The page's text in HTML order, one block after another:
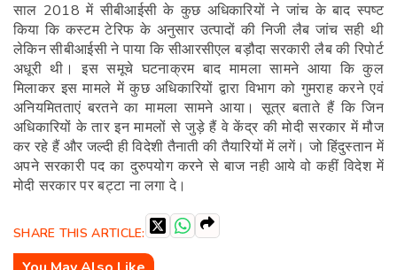
साल 2018 में सीबीआईसी के कुछ अधिकारियों ने जांच के बाद स्पष्ट
किया कि कस्टम टेरिफ के अनुसार उत्पादों की निजी लैब जांच सही थी
लेकिन सीबीआईसी ने पाया कि सीआरसीएल बड़ौदा सरकारी लैब की रिपोर्ट
अधूरी थी। इस समूचे घटनाक्रम बाद मामला सामने आया कि कुल
मिलाकर इस मामले में कुछ अधिकारियों द्वारा विभाग को गुमराह करने एवं
अनियमितताएं बरतने का मामला सामने आया। सूत्र बताते हैं कि जिन
अधिकारियों के तार इन मामलों से जुड़े हैं वे केंद्र की मोदी सरकार में मौज
कर रहे हैं और जल्दी ही विदेशी तैनाती की तैयारियों में लगें। जो हिंदुस्तान में
अपने सरकारी पद का दुरुपयोग करने से बाज नही आये वो कहीं विदेश में
मोदी सरकार पर बट्टा ना लगा दे।
SHARE THIS ARTICLE: